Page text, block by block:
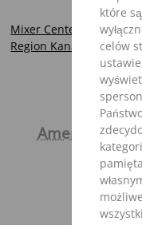
które
celów
Mixer Center
Region
Ameryka